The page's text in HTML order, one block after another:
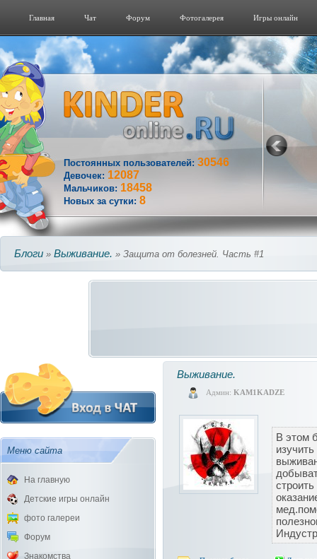
Главная Чат Форум Фотогалерeя Игры онлайн
Постоянных пользователей: 30546
Девочек: 12087
Мальчиков: 18458
Новых за сутки: 8
Блоги » Выживание. » Защита от болезней. Часть #1
Меню сайта
На главную
Детские игры онлайн
фото галереи
Форум
Знакомства
Выживание.
Админ: KAM1KADZE
В этом